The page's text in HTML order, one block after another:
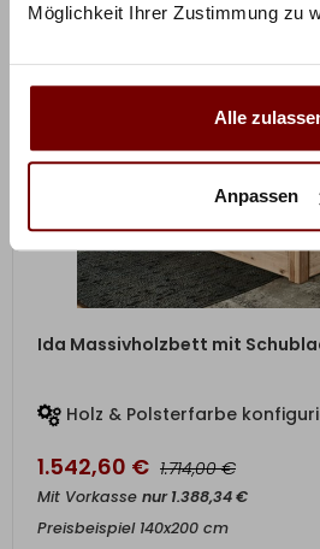
Möglichkeit Ihrer Zustimmung zu
Alle
Anpassen
ZUM PRODUKT
Ida Massivholzbett mit
Holz & Polsterfarbe
1.542,60 € 1.714,00€
Mit Vorkasse nur1.388,34€
Preisbeispiel 140x200 cm